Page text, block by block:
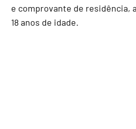
e comprovante de residência,
18 anos de idade.